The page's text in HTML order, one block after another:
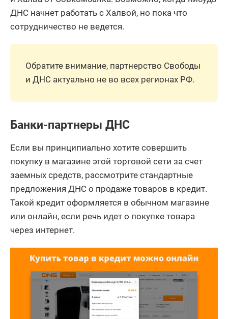
ДНС начнет работать с Халвой, но пока что
сотрудничество не ведется.
Обратите внимание, партнерство Свободы
и ДНС актуально не во всех регионах РФ.
Банки-партнеры ДНС
Если вы принципиально хотите совершить
покупку в магазине этой торговой сети за счет
заемных средств, рассмотрите стандартные
предложения ДНС о продаже товаров в кредит.
Такой кредит оформляется в обычном магазине
или онлайн, если речь идет о покупке товара
через интернет.